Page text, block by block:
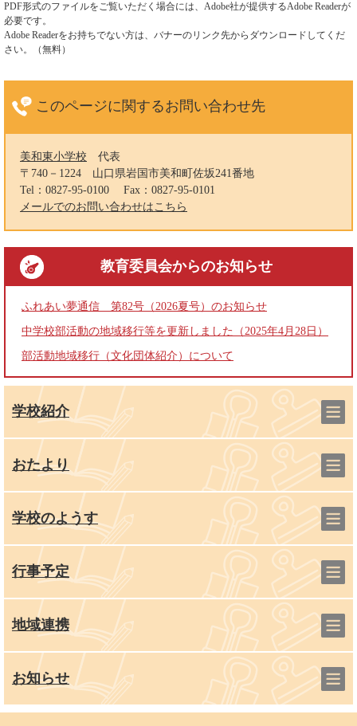
PDF形式のファイルをご覧いただく場合には、Adobe社が提供するAdobe Readerが
必要です。
Adobe Readerをお持ちでない方は、バナーのリンク先からダウンロードしてくだ
さい。（無料）
このページに関するお問い合わせ先
美和東小学校
代表
〒740－1224
山口県岩国市美和町佐坂241番地
Tel：0827-95-0100
Fax：0827-95-0101
メールでのお問い合わせはこちら
教育委員会からのお知らせ
ふれあい夢通信 第82号（2026夏号）のお知らせ
中学校部活動の地域移行等を更新しました（2025年4月28日）
部活動地域移行（文化団体紹介）について
学校紹介
おたより
学校のようす
行事予定
地域連携
お知らせ